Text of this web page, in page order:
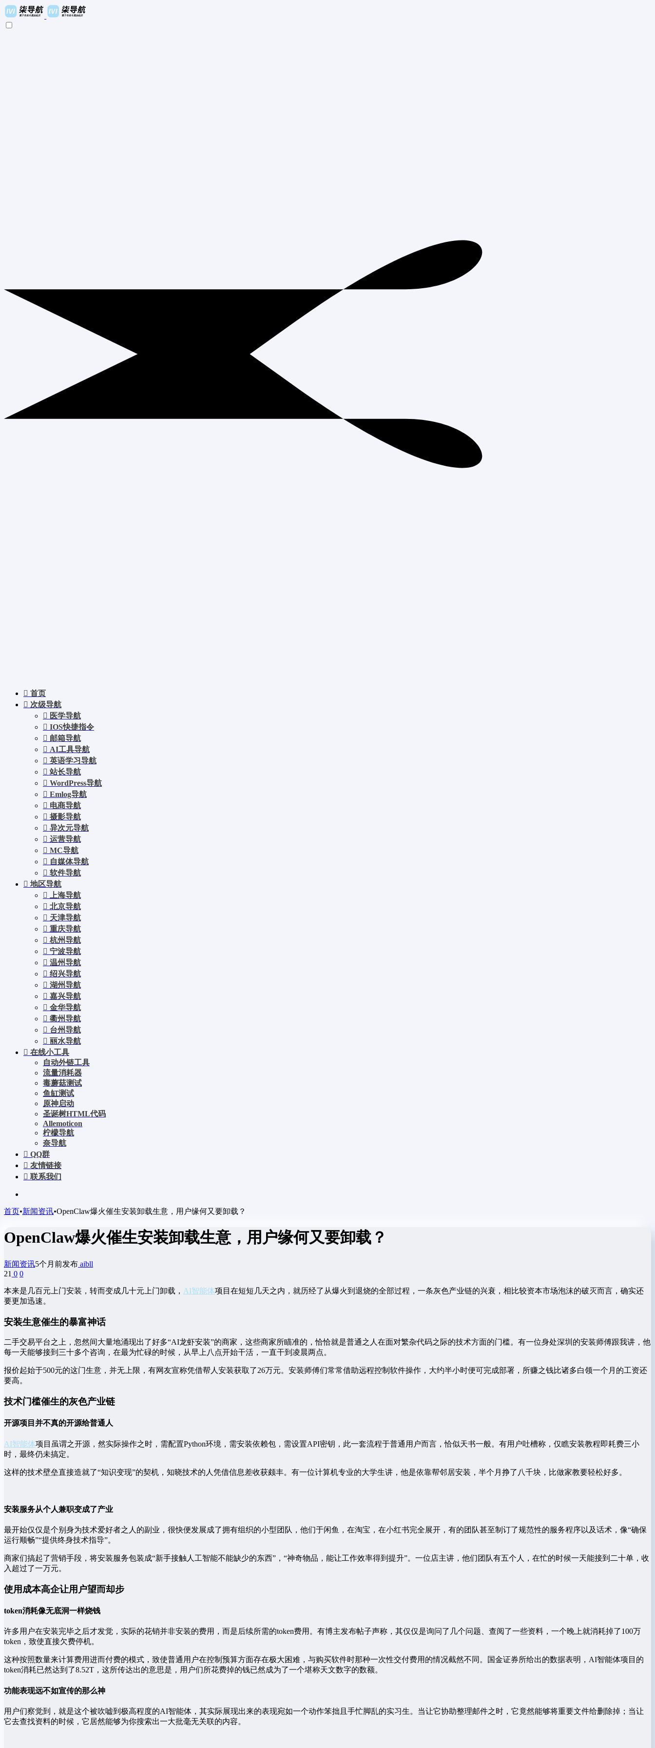
首页
次级导航
医学导航
IOS快捷指令
邮箱导航
AI工具导航
英语学习导航
站长导航
WordPress导航
Emlog导航
电商导航
摄影导航
异次元导航
运营导航
MC导航
自媒体导航
软件导航
地区导航
上海导航
北京导航
天津导航
重庆导航
杭州导航
宁波导航
温州导航
绍兴导航
湖州导航
嘉兴导航
金华导航
衢州导航
台州导航
丽水导航
在线小工具
自动外链工具
流量消耗器
毒蘑菇测试
鱼缸测试
原神启动
圣诞树HTML代码
Allemoticon
柠檬导航
奈导航
QQ群
友情链接
联系我们
首页•新闻资讯•OpenClaw爆火催生安装卸载生意，用户缘何又要卸载？
OpenClaw爆火催生安装卸载生意，用户缘何又要卸载？
新闻资讯5个月前发布 aibll
21 0 0
本来是几百元上门安装，转而变成几十元上门卸载， AI智能体项目在短短几天之内，就历经了从爆火到退烧的全部过程，一条灰色产业链的兴衰，相比较资本市场泡沫的破灭而言，确实还
要更加迅速。
安装生意催生的暴富神话
二手交易平台之上，忽然间大量地涌现出了好多“AI龙虾安装”的商家，这些商家所瞄准的，恰恰就是普通之人在面对繁杂代码之际的技术方面的门槛。有一位身处深圳的安装师傅跟我讲，他
每一天能够接到三十多个咨询，在最为忙碌的时候，从早上八点开始干活，一直干到凌晨两点。
报价起始于500元的这门生意，并无上限，有网友宣称凭借帮人安装获取了26万元。安装师傅们常常借助远程控制软件操作，大约半小时便可完成部署，所赚之钱比诸多白领一个月的工资还
要高。
技术门槛催生的灰色产业链
开源项目并不真的开源给普通人
AI智能体项目虽谓之开源，然实际操作之时，需配置Python环境，需安装依赖包，需设置API密钥，此一套流程于普通用户而言，恰似天书一般。有用户吐槽称，仅瞧安装教程即耗费三小
时，最终仍未搞定。
这样的技术壁垒直接造就了“知识变现”的契机，知晓技术的人凭借信息差收获颇丰。有一位计算机专业的大学生讲，他是依靠帮邻居安装，半个月挣了八千块，比做家教要轻松好多。
安装服务从个人兼职变成了产业
最开始仅仅是个别身为技术爱好者之人的副业，很快便发展成了拥有组织的小型团队，他们于闲鱼，在淘宝，在小红书完全展开，有的团队甚至制订了规范性的服务程序以及话术，像“确保
运行顺畅”“提供终身技术指导”。
商家们搞起了营销手段，将安装服务包装成“新手接触人工智能不能缺少的东西”，“神奇物品，能让工作效率得到提升”。一位店主讲，他们团队有五个人，在忙的时候一天能接到二十单，收
入超过了一万元。
使用成本高企让用户望而却步
token消耗像无底洞一样烧钱
许多用户在安装完毕之后才发觉，实际的花销并非安装的费用，而是后续所需的token费用。有博主发布帖子声称，其仅仅是询问了几个问题、查阅了一些资料，一个晚上就消耗掉了100万
token，致使直接欠费停机。
这种按照数量来计算费用进而付费的模式，致使普通用户在控制预算方面存在极大困难，与购买软件时那种一次性交付费用的情况截然不同。国金证券所给出的数据表明，AI智能体项目的
token消耗已然达到了8.52T，这所传达出的意思是，用户们所花费掉的钱已然成为了一个堪称天文数字的数额。
功能表现远不如宣传的那么神
用户们察觉到，就是这个被吹嘘到极高程度的AI智能体，其实际展现出来的表现宛如一个动作笨拙且手忙脚乱的实习生。当让它协助整理邮件之时，它竟然能够将重要文件给删除掉；当让
它去查找资料的时候，它居然能够为你搜索出一大批毫无关联的内容。